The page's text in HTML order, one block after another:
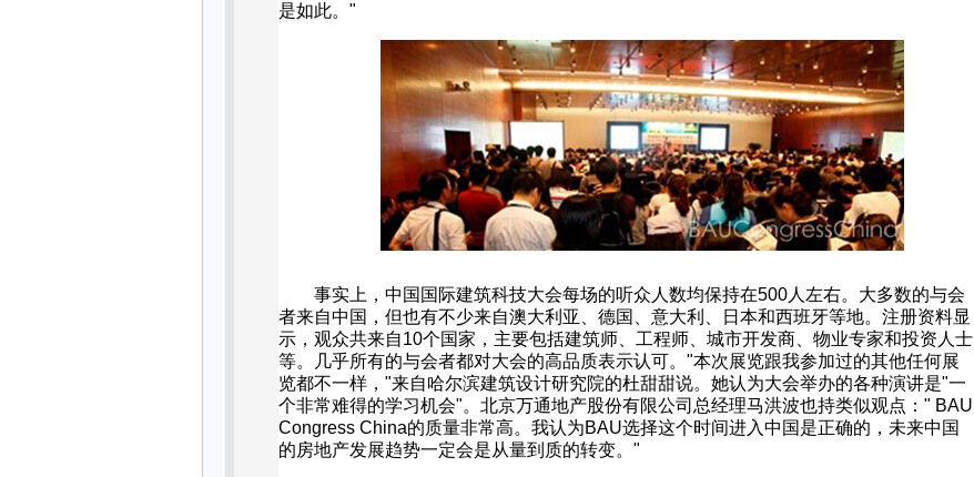
是如此。 "
事实上，中国国际建筑科技大会每场的听众人数均保持在500人左右。大多数的与会
者来自中国，但也有不少来自澳大利亚、德国、意大利、日本和西班牙等地。注册资料显
示，观众共来自10个国家，主要包括建筑师、工程师、城市开发商、物业专家和投资人士
等。几乎所有的与会者都对大会的高品质表示认可。 "本次展览跟我参加过的其他任何展
览都不一样， "来自哈尔滨建筑设计研究院的杜甜甜说。她认为大会举办的各种演讲是"一
个非常难得的学习机会"。北京万通地产股份有限公司总经理马洪波也持类似观点： " BAU
Congress China的质量非常高。我认为BAU选择这个时间进入中国是正确的，未来中国
的房地产发展趋势一定会是从量到质的转变。 "